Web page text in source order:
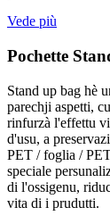
Vede più
Pochette
Stand up bag hè
parechji aspetti,
rinfurzà l'effettu
d'usu, a
PET / foglia /
speciale
di l'ossigenu,
vita di i prudutti.